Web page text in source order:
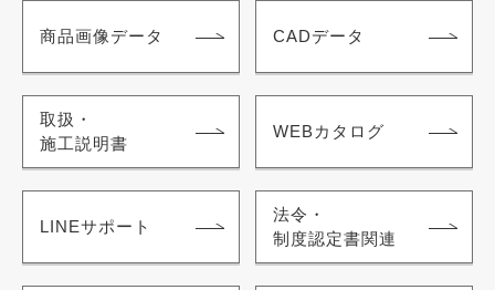
商品画像データ CADデータ
取扱・
施工説明書
WEBカタログ
LINEサポート
法令・
制度認定書関連